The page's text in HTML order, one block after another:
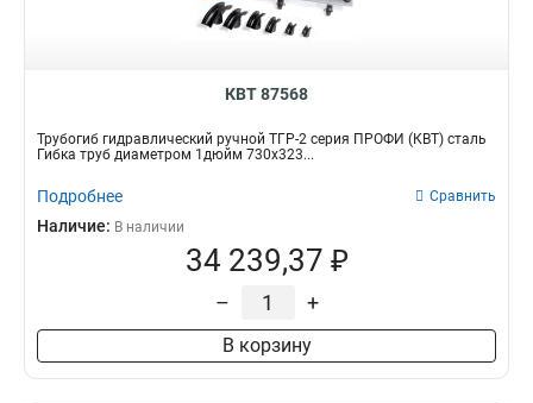
КВТ 87568
Трубогиб гидравлический ручной ТГР-2 серия ПРОФИ (КВТ) сталь
Гибка труб диаметром 1дюйм 730х323...
Подробнее Сравнить
Наличие: В наличии
34 239,37 ₽
– +
В корзину